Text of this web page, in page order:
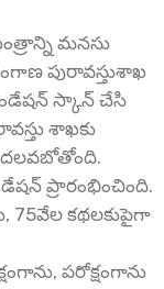
మనసు
పురావస్తుశాఖ
స్కాన్ చేసి
శాఖకు
ప్రారంభించింది.
75వేల కథలకుపైగా
పరోక్షంగాను